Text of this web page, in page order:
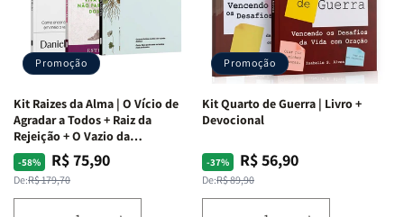
Promoção
Kit Raizes da Alma | O Vício de
Agradar a Todos + Raiz da
Rejeição + O Vazio da
Insatisfação.
-58%
Preço
normal
De:R$ 179,70
Preço
promocional
R$ 75,90
Promoção
Kit Quarto de Guerra | Livro +
Devocional
-37%
Preço
normal
De:R$ 89,90
Preço
promocional
R$ 56,90